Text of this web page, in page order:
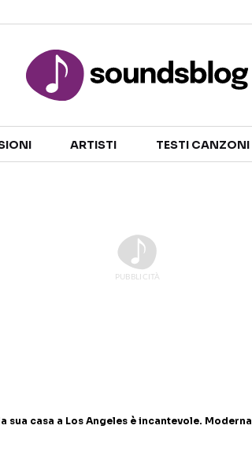
TALENT SHOW
ARTISTI TESTI CANZONI
sua casa a Los Angeles è incantevole. Moderna